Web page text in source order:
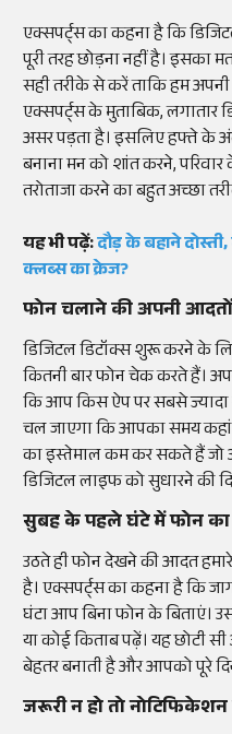
एक्सपर्ट्स का कहना है कि
पूरी तरह छोड़ना नहीं है।
सही तरीके से करें ताकि हम
एक्सपर्ट्स के मुताबिक, लगातार
असर पड़ता है। इसलिए हफ्ते के
बनाना मन को शांत करने,
तरोताजा करने का बहुत अच्छा
यह भी पढ़ें:दौड़ के बहाने
क्लब्स का क्रेज?
फोन चलाने की अपनी
डिजिटल डिटॉक्स शुरू करने के
कितनी बार फोन चेक करते हैं।
कि आप किस ऐप पर सबसे
चल जाएगा कि आपका समय कहां
का इस्तेमाल कम कर सकते हैं जो
डिजिटल लाइफ को सुधारने की
सुबह के पहले घंटे में फोन
उठते ही फोन देखने की आदत हमारे
है। एक्सपर्ट्स का कहना है कि
घंटा आप बिना फोन के
या कोई किताब पढ़ें। यह छोटी
बेहतर बनाती है और आपको पूरे
जरूरी न हो तो